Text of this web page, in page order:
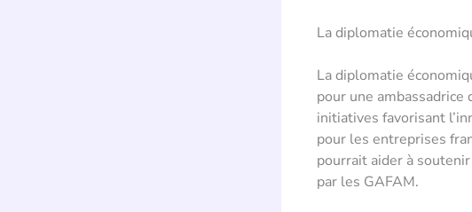
La diplomatie
La diplomatie
pour une
initiatives favorisant
pour les entreprises
pourrait aider à
par les GAFAM.